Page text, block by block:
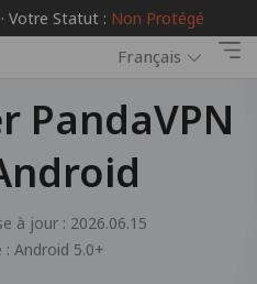
Votre Statut : Non Protégé
Français
PandaVPN
à jour : 2026.06.15
: Android 5.0+